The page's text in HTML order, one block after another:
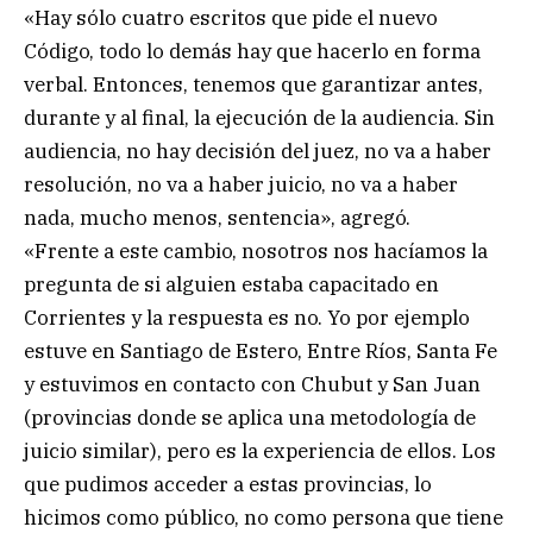
«Hay sólo cuatro escritos que pide el nuevo
Código, todo lo demás hay que hacerlo en forma
verbal. Entonces, tenemos que garantizar antes,
durante y al final, la ejecución de la audiencia. Sin
audiencia, no hay decisión del juez, no va a haber
resolución, no va a haber juicio, no va a haber
nada, mucho menos, sentencia», agregó.
«Frente a este cambio, nosotros nos hacíamos la
pregunta de si alguien estaba capacitado en
Corrientes y la respuesta es no. Yo por ejemplo
estuve en Santiago de Estero, Entre Ríos, Santa Fe
y estuvimos en contacto con Chubut y San Juan
(provincias donde se aplica una metodología de
juicio similar), pero es la experiencia de ellos. Los
que pudimos acceder a estas provincias, lo
hicimos como público, no como persona que tiene